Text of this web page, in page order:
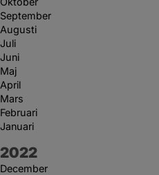
September
Augusti
Juli
Juni
Maj
April
Mars
Februari
Januari
År:
2022
December